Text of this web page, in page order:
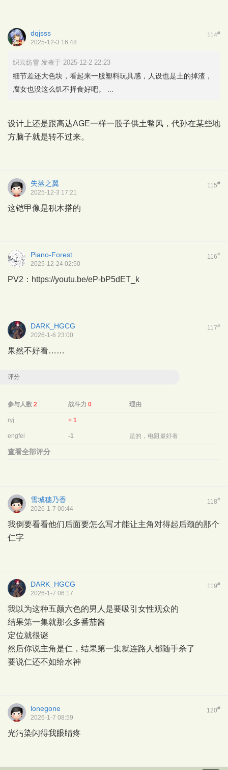
114#
dqjsss
2025-12-3 16:48
织云纺雪 发表于 2025-12-2 22:23
细节差还大色块，看起来一股塑料玩具感，人设也是土的掉渣，
腐女也没这么饥不择食好吧。 ...
设计上还是跟高达AGE一样一股子供土鳖风，代孙在某些地
方脑子就是转不过来。
115#
失落之翼
2025-12-3 17:21
这铠甲像是积木搭的
116#
Piano-Forest
2025-12-24 02:50
PV2： https://youtu.be/eP-bP5dET_k
117#
DARK_HGCG
2026-1-6 23:00
果然不好看……
评分
参与人数 2 战斗力0 理由
ryj + 1
engfei -1 是的，电阻最好看
查看全部评分
118#
雪城穗乃香
2026-1-7 00:44
我倒要看看他们后面要怎么写才能让主角对得起后颈的那个
仁字
119#
DARK_HGCG
2026-1-7 06:17
我以为这种五颜六色的男人是要吸引女性观众的
结果第一集就那么多番茄酱
定位就很谜
然后你说主角是仁，结果第一集就连路人都随手杀了
要说仁还不如给水神
120#
lonegone
2026-1-7 08:59
光污染闪得我眼睛疼